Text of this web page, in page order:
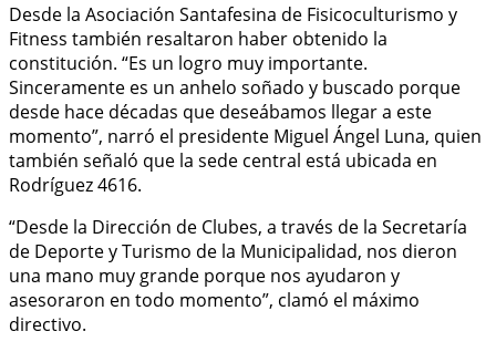
Desde la Asociación Santafesina de Fisicoculturismo y
Fitness también resaltaron haber obtenido la
constitución. “Es un logro muy importante.
Sinceramente es un anhelo soñado y buscado porque
desde hace décadas que deseábamos llegar a este
momento”, narró el presidente Miguel Ángel Luna, quien
también señaló que la sede central está ubicada en
Rodríguez 4616.
“Desde la Dirección de Clubes, a través de la Secretaría
de Deporte y Turismo de la Municipalidad, nos dieron
una mano muy grande porque nos ayudaron y
asesoraron en todo momento”, clamó el máximo
directivo.